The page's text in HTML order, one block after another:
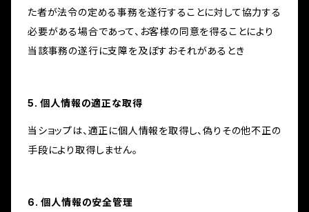
た者が法令の定める事務を遂行することに対して協力する
必要がある場合であって、お客様の同意を得ることにより
当該事務の遂行に支障を及ぼすおそれがあるとき
5. 個人情報の適正な取得
当ショップは、適正に個人情報を取得し、偽りその他不正の
手段により取得しません。
6. 個人情報の安全管理